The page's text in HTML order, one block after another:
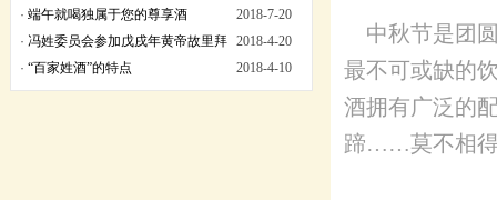
选好酒
2018-7-20
· 端午就喝独属于您的尊享酒
2018-4-20
· 冯姓委员会参加戊戌年黄帝故里拜
祖大典
2018-4-10
· “百家姓酒”的特点
中秋节是团
最不可或缺的
酒拥有广泛的
蹄……莫不相得